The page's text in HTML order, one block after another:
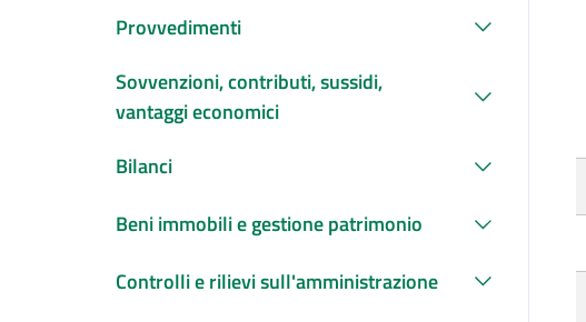
Provvedimenti
Sovvenzioni, contributi, sussidi,
vantaggi economici
Bilanci
Beni immobili e gestione patrimonio
Controlli e rilievi sull'amministrazione